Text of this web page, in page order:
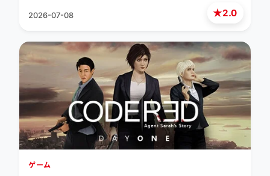
★2.0
2026-07-08
ゲーム